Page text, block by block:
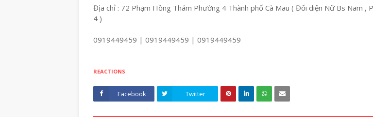
Địa chỉ : 72 Phạm Hồng Thám Phường 4 Thành phố Cà Mau ( Đối diện Nữ Bs Nam ,
4 )
0919449459 | 0919449459 | 0919449459
REACTIONS
Facebook Twitter